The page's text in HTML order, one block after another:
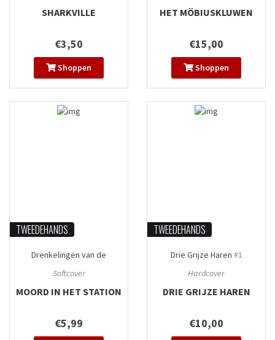
SHARKVILLE
€3,50
Shoppen
HET MÖBIUSKLUWEN
€15,00
Shoppen
TWEEDEHANDS
Drenkelingen van de
Softcover
MOORD IN HET STATION
€5,99
TWEEDEHANDS
Drie Grijze Haren #1
Hardcover
DRIE GRIJZE HAREN
€10,00